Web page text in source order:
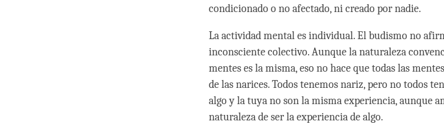
condicionado o no afectado, ni creado por nadie.
La actividad mental es individual. El budismo no
inconsciente colectivo. Aunque la naturaleza
mentes es la misma, eso no hace que todas las
de las narices. Todos tenemos nariz, pero no todos
algo y la tuya no son la misma experiencia, aunque
naturaleza de ser la experiencia de algo.